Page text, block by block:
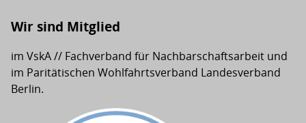
Wir sind Mitglied
im VskA // Fachverband für Nachbarschaftsarbeit und
im Paritätischen Wohlfahrtsverband Landesverband
Berlin.